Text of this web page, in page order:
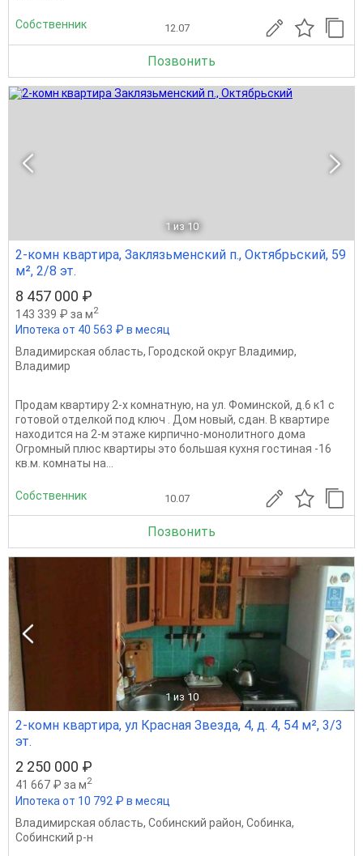
Собственник 12.07
Позвонить
1 из 10
2-комн квартира, Заклязьменский п., Октябрьский, 59
м², 2/8 эт.
8 457 000 ₽
143 339 ₽ за м2
Ипотека от 40 563 ₽ в месяц
Владимирская область, Городской округ Владимир,
Владимир
Продам квартиру 2-х комнатную, на ул. Фоминской, д.6 к1 с
готовой отделкой под ключ . Дом новый, сдан. В квартире
находится на 2-м этаже кирпично-монолитного дома
Огромный плюс квартиры это большая кухня гостиная -16
кв.м. комнаты на...
Собственник 10.07
Позвонить
1 из 10
2-комн квартира, ул Красная Звезда, 4, д. 4, 54 м², 3/3
эт.
2 250 000 ₽
41 667 ₽ за м2
Ипотека от 10 792 ₽ в месяц
Владимирская область, Собинский район, Собинка,
Собинский р-н